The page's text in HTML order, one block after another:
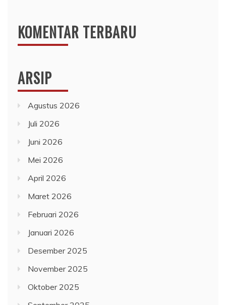
KOMENTAR TERBARU
ARSIP
Agustus 2026
Juli 2026
Juni 2026
Mei 2026
April 2026
Maret 2026
Februari 2026
Januari 2026
Desember 2025
November 2025
Oktober 2025